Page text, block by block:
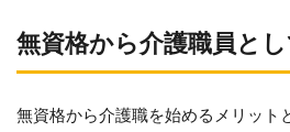
無資格から介護職員と
無資格から介護職を始めるメリット